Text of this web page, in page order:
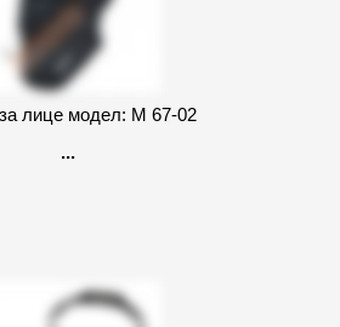
лице модел: M 67-02